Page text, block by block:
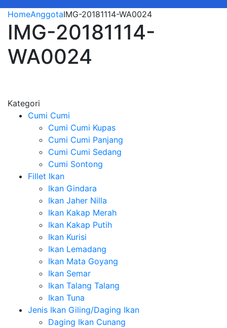
HomeAnggotaIMG-20181114-WA0024
IMG-20181114-
WA0024
Kategori
Cumi Cumi
Cumi Cumi Kupas
Cumi Cumi Panjang
Cumi Cumi Sedang
Cumi Sontong
Fillet Ikan
Ikan Gindara
Ikan Jaher Nilla
Ikan Kakap Merah
Ikan Kakap Putih
Ikan Kurisi
Ikan Lemadang
Ikan Mata Goyang
Ikan Semar
Ikan Talang Talang
Ikan Tuna
Jenis Ikan Giling/Daging Ikan
Daging Ikan Cunang